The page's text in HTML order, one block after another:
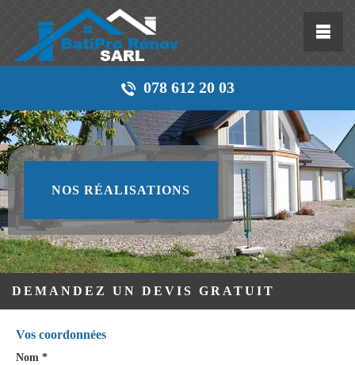
078 612 20 03
NOS RÉALISATIONS
DEMANDEZ UN DEVIS GRATUIT
Vos coordonnées
Nom *